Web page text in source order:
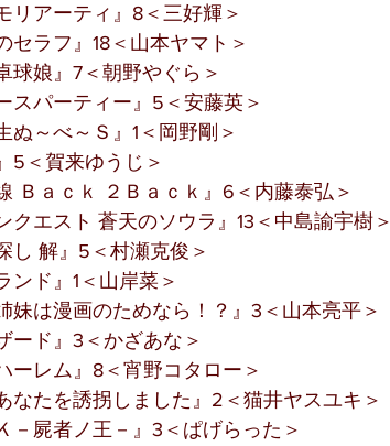
アーティ』8＜三好輝＞
ラフ』18＜山本ヤマト＞
娘』7＜朝野やぐら＞
パーティー』5＜安藤英＞
～べ～Ｓ』1＜岡野剛＞
＜賀来ゆうじ＞
ａｃｋ ２Ｂａｃｋ』6＜内藤泰弘＞
エスト 蒼天のソウラ』13＜中島諭宇樹＞
解』5＜村瀬克俊＞
ド』1＜山岸菜＞
は漫画のためなら！？』3＜山本亮平＞
ド』3＜かざあな＞
レム』8＜宵野コタロー＞
たを誘拐しました』2＜猫井ヤスユキ＞
屍者ノ王－』3＜ぱげらった＞